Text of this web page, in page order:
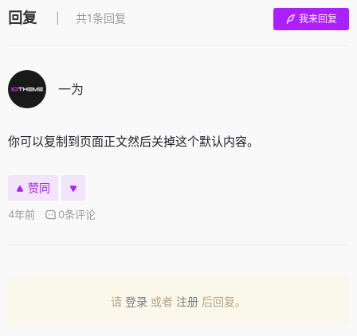
回复 共1条回复 我来回复
一为
你可以复制到页面正文然后关掉这个默认内容。
赞同
4年前 0条评论
请 登录 或者 注册 后回复。